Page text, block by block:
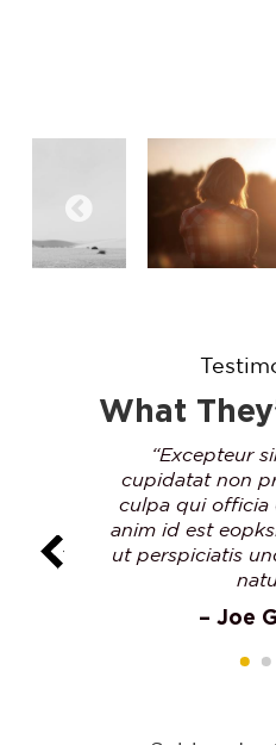
What
“Excepteur
cupidatat non
culpa qui officia
anim id est
ut perspiciatis
– Joe